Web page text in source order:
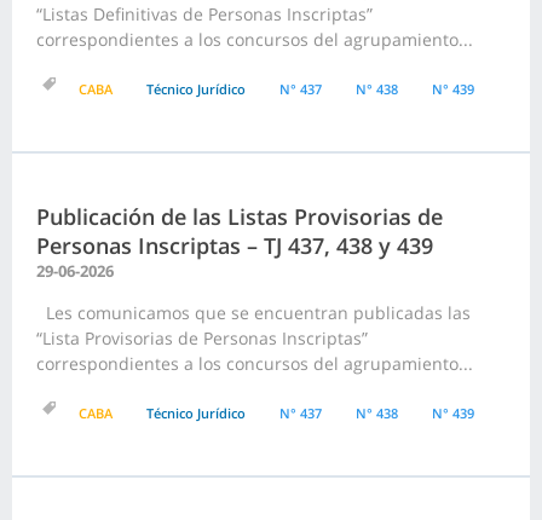
“Listas Definitivas de Personas Inscriptas”
correspondientes a los concursos del agrupamiento...
CABA Técnico Jurídico N° 437 N° 438 N° 439
Publicación de las Listas Provisorias de
Personas Inscriptas – TJ 437, 438 y 439
29-06-2026
Les comunicamos que se encuentran publicadas las
“Lista Provisorias de Personas Inscriptas”
correspondientes a los concursos del agrupamiento...
CABA Técnico Jurídico N° 437 N° 438 N° 439